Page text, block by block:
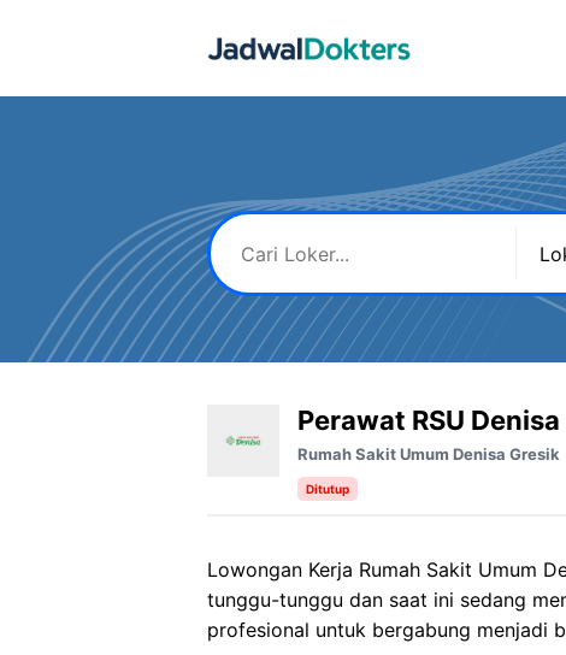
Perawat RSU
Rumah Sakit Umum Denisa Gresik
Ditutup
Lowongan Kerja Rumah Sakit Umum
tunggu-tunggu dan saat ini sedang
profesional untuk bergabung menjadi